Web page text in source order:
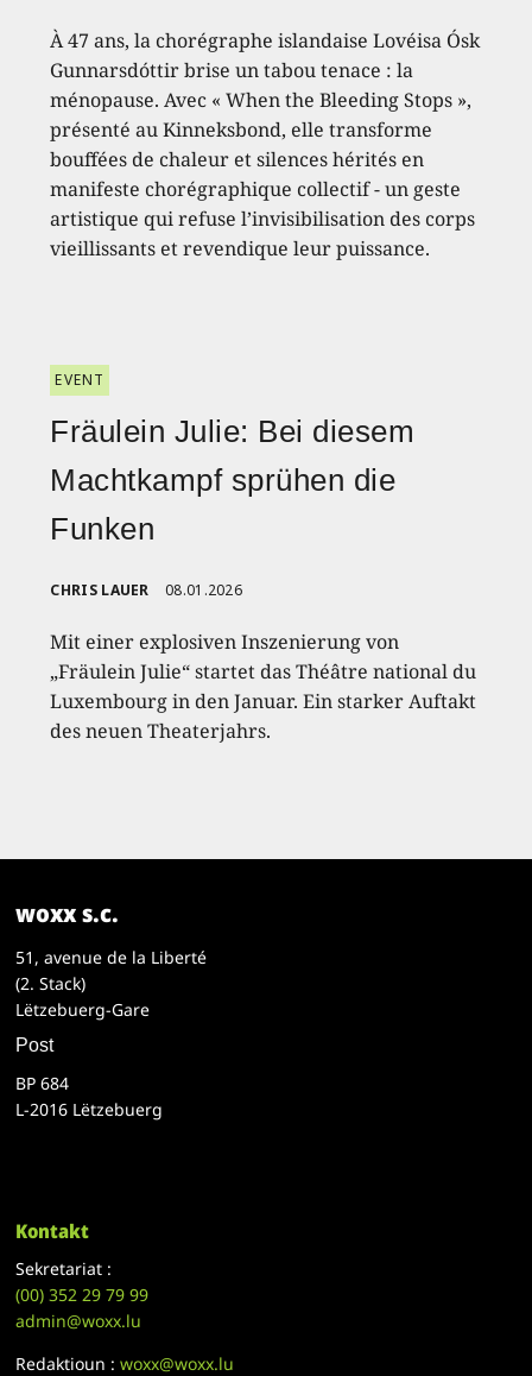
À 47 ans, la chorégraphe islandaise Lovéisa Ósk
Gunnarsdóttir brise un tabou tenace : la
ménopause. Avec « When the Bleeding Stops »,
présenté au Kinneksbond, elle transforme
bouffées de chaleur et silences hérités en
manifeste chorégraphique collectif - un geste
artistique qui refuse l’invisibilisation des corps
vieillissants et revendique leur puissance.
EVENT
Fräulein Julie: Bei diesem
Machtkampf sprühen die
Funken
CHRIS LAUER 08.01.2026
Mit einer explosiven Inszenierung von
„Fräulein Julie“ startet das Théâtre national du
Luxembourg in den Januar. Ein starker Auftakt
des neuen Theaterjahrs.
woxx s.c.
51, avenue de la Liberté
(2. Stack)
Lëtzebuerg-Gare
Post
BP 684
L-2016 Lëtzebuerg
Kontakt
Sekretariat :
(00)352 29 79 99
admin@woxx.lu
Redaktioun :woxx@woxx.lu